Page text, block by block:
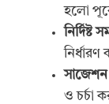
হলো
নির্দিষ্ট
ও চর্চা